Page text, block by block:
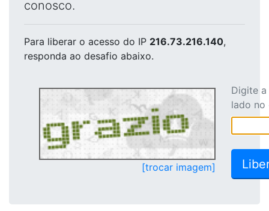
conosco.
Para liberar o acesso do IP 216.73.216.140,
responda ao desafio abaixo.
[trocar imagem]
Digite
lado no